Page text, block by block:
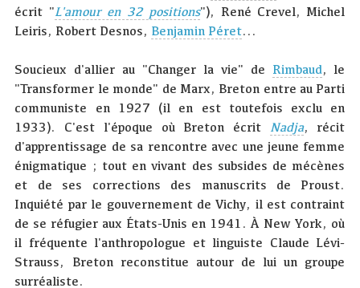
écrit "L'amour en 32 positions"), René Crevel, Michel
Leiris, Robert Desnos, Benjamin Péret...
Soucieux d'allier au "Changer la vie" de Rimbaud, le
"Transformer le monde" de Marx, Breton entre au Parti
communiste en 1927 (il en est toutefois exclu en
1933). C'est l'époque où Breton écrit
Nadja, récit
d'apprentissage de sa rencontre avec une jeune femme
énigmatique ; tout en vivant des subsides de mécènes
et de ses corrections des manuscrits de Proust.
Inquiété par le gouvernement de Vichy, il est contraint
de se réfugier aux États-Unis en 1941. À New York, où
il fréquente l'anthropologue et linguiste Claude Lévi-
Strauss, Breton reconstitue autour de lui un groupe
surréaliste.